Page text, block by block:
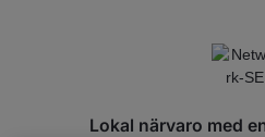
Lokal närvaro med